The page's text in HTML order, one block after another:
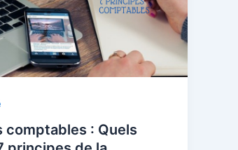
comptables : Quels